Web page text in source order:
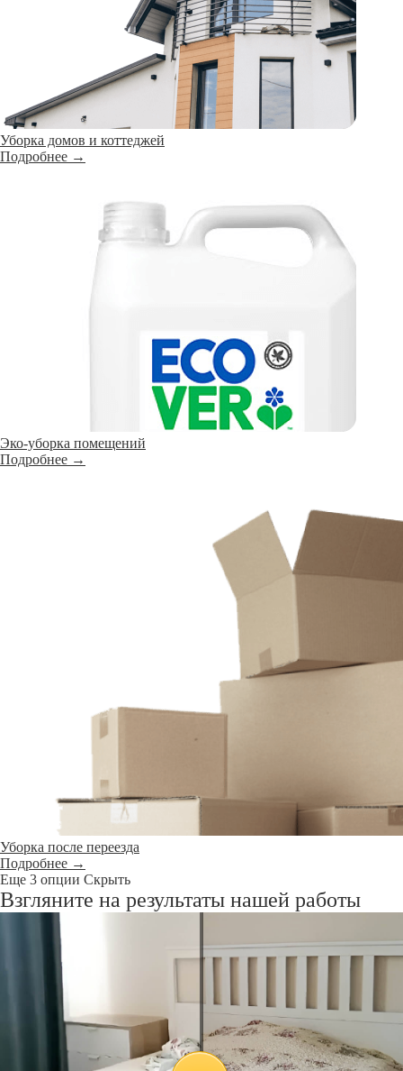
Уборка домов и коттеджей
Подробнее →
Эко-уборка помещений
Подробнее →
Уборка после переезда
Подробнее →
Еще 3 опции Скрыть
Взгляните на результаты нашей работы